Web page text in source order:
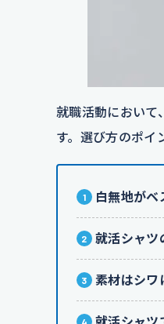
就職活動において、
す。選び方のポイ
白無地がベ
就活シャツ
素材はシワ